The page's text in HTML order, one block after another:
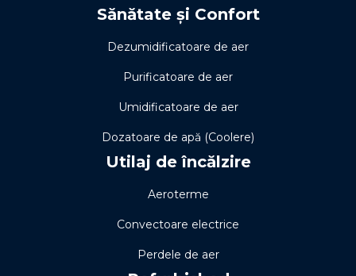
Sănătate și Confort
Dezumidificatoare de aer
Purificatoare de aer
Umidificatoare de aer
Dozatoare de apă (Coolere)
Utilaj de încălzire
Aeroterme
Convectoare electrice
Perdele de aer